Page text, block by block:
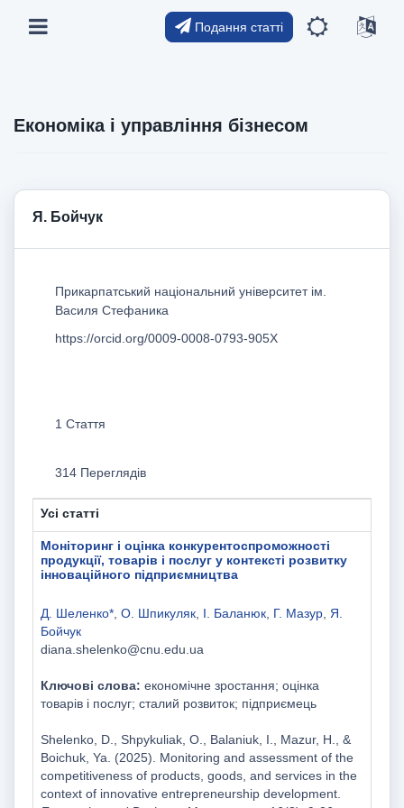
Подання статті
Економіка і управління бізнесом
Я. Бойчук
Прикарпатський національний університет ім.
Василя Стефаника
https://orcid.org/0009-0008-0793-905X
1 Стаття
314 Переглядів
Усі статті
Моніторинг і оцінка конкурентоспроможності
продукції, товарів і послуг у контексті розвитку
інноваційного підприємництва
Д. Шеленко*, О. Шпикуляк, І. Баланюк, Г. Мазур, Я.
Бойчук
diana.shelenko@cnu.edu.ua
Ключові слова: економічне зростання; оцінка
товарів і послуг; сталий розвиток; підприємець
Shelenko, D., Shpykuliak, O., Balaniuk, I., Mazur, H., &
Boichuk, Ya. (2025). Monitoring and assessment of the
competitiveness of products, goods, and services in the
context of innovative entrepreneurship development.